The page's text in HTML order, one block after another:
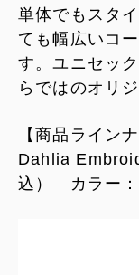
単体でもスタ
ても幅広いコ
す。ユニセッ
らではのオリ
【商品ライン
Dahlia
込） カラー：